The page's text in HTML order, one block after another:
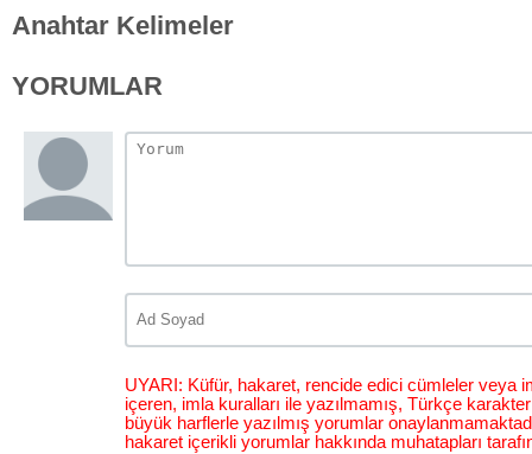
Anahtar Kelimeler
YORUMLAR
UYARI: Küfür, hakaret, rencide edici cümleler veya
içeren, imla kuralları ile yazılmamış, Türkçe
büyük harflerle yazılmış yorumlar
hakaret içerikli yorumlar hakkında muhatapları